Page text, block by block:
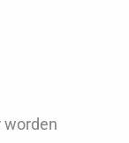
worden